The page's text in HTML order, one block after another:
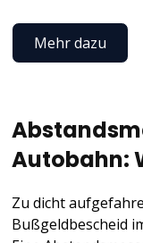
Mehr dazu
Autobahn:
Zu dicht
Bußgeldbescheid